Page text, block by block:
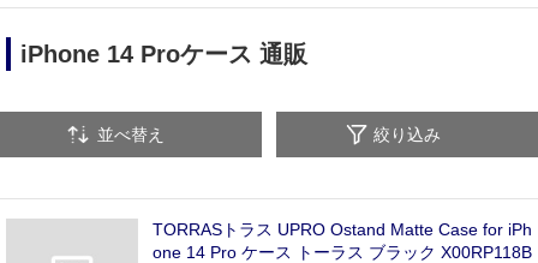
iPhone 14 Proケース 通販
並べ替え 絞り込み
TORRASトラス UPRO Ostand Matte Case for iPh
one 14 Pro ケース トーラス ブラック X00RP118B